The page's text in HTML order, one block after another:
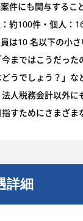
件にも関与するこ
約100件・個人：
は10 名以下の小さ
まではこうだった
どうでしょう？」
法人税務会計以外
指すためにさまざ
詳細